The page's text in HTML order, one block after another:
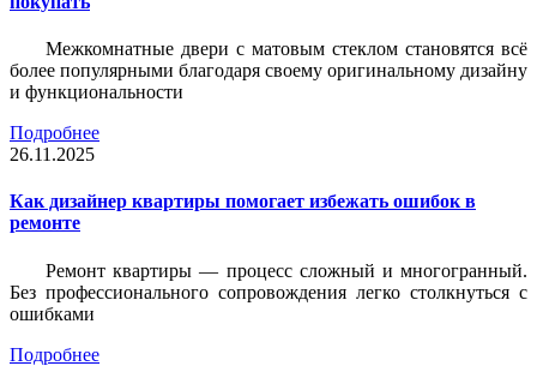
Межкомнатные двери с матовым стеклом становятся всё
более популярными благодаря своему оригинальному дизайну
и функциональности
Подробнее
26.11.2025
Как дизайнер квартиры помогает избежать ошибок в
ремонте
Ремонт квартиры — процесс сложный и многогранный.
Без профессионального сопровождения легко столкнуться с
ошибками
Подробнее